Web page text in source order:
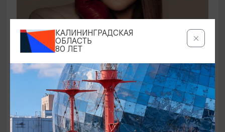
КОНЦЕРТЫ
Ирина Дубцова
21.08.2026 19:00
Светлогорск, Театр эстрады «Янтарь-холл»
ОТ 60₽
КАЛИНИНГРАДСКАЯ
ОБЛАСТЬ
80 ЛЕТ